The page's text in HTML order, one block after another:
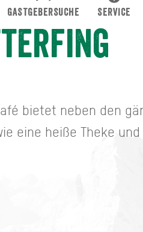
bietet neben den
eine heiße Theke und
GASTGEBERSUCHE SERVICE